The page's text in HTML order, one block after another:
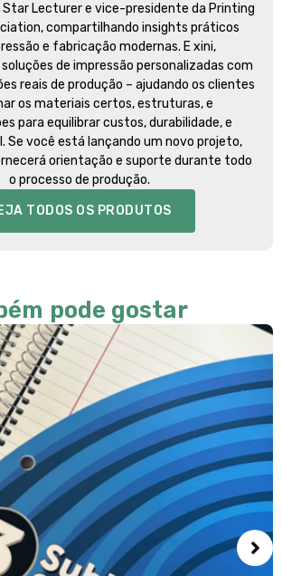
Star Lecturer e vice-presidente da Printing
compartilhando insights práticos
e fabricação modernas. E xini,
de impressão personalizadas com
reais de produção – ajudando os clientes
os materiais certos, estruturas, e
para equilibrar custos, durabilidade, e
Se você está lançando um novo projeto,
orientação e suporte durante todo
o processo de produção.
TODOS OS PRODUTOS
pode gostar